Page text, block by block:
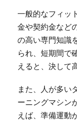
一般的なフィッ
金や契約金など
の高い専門知識
られ、短期間で
えると、決して
また、人が多い
ーニングマシン
えば、準備運動